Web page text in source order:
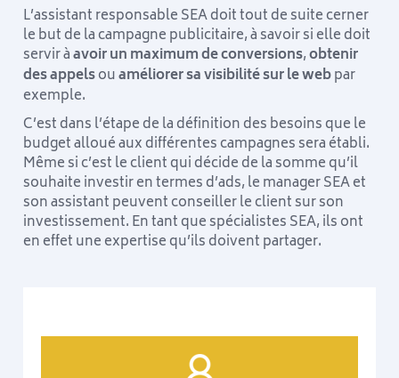
L’assistant responsable SEA doit tout de suite cerner
le but de la campagne publicitaire, à savoir si elle doit
servir àavoir un maximum de conversions,obtenir
des appelsouaméliorer sa visibilité sur le webpar
exemple.
C’est dans l’étape de la définition des besoins que le
budget alloué aux différentes campagnes sera établi.
Même si c’est le client qui décide de la somme qu’il
souhaite investir en termes d’ads, le manager SEA et
son assistant peuvent conseiller le client sur son
investissement. En tant que spécialistes SEA, ils ont
en effet une expertise qu’ils doivent partager.